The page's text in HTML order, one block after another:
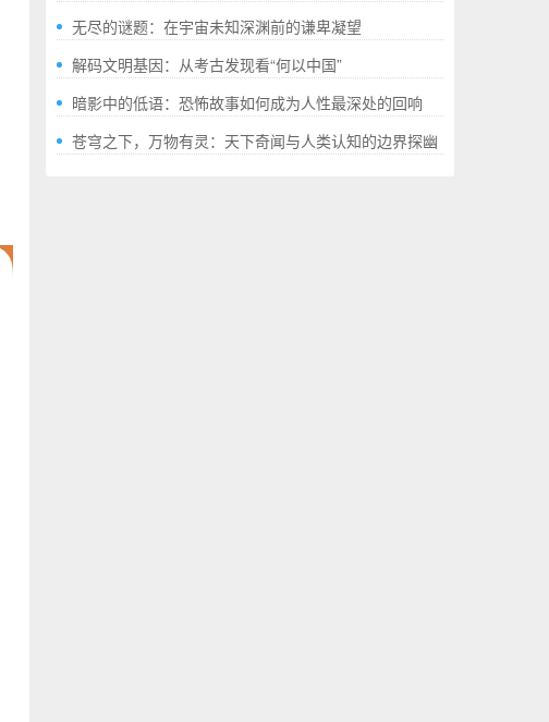
就的“极限”百科全书
无尽的谜题：在宇宙未知深渊前的谦卑凝望
解码文明基因：从考古发现看“何以中国”
暗影中的低语：恐怖故事如何成为人性最深处的回响
苍穹之下，万物有灵：天下奇闻与人类认知的边界探幽